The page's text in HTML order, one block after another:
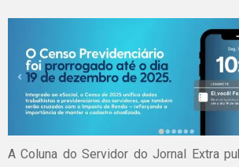
A Coluna do Servidor do Jornal Extra